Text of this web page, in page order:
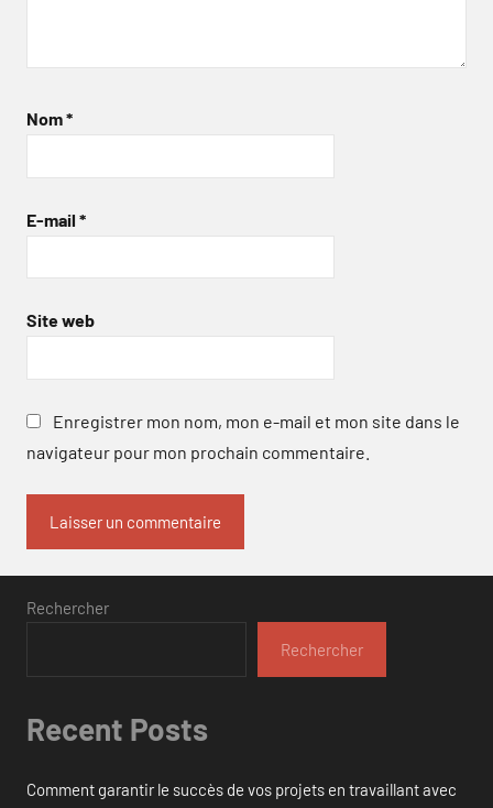
Nom*
E-mail *
Site web
Enregistrer mon nom, mon e-mail et mon site dans le
navigateur pour mon prochain commentaire.
Rechercher
Rechercher
Recent Posts
Comment garantir le succès de vos projets en travaillant avec